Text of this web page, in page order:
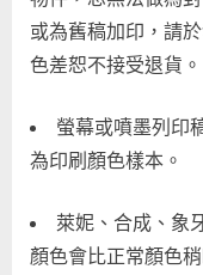
或為舊稿加印，請
色差恕不接受退貨。
螢幕或噴墨列印
為印刷顏色樣本。
萊妮、合成、象
顏色會比正常顏色